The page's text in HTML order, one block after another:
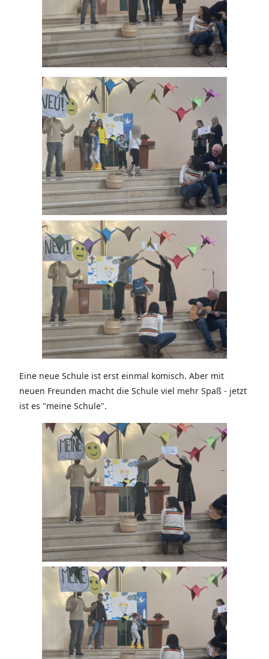
Eine neue Schule ist erst einmal komisch. Aber mit
neuen Freunden macht die Schule viel mehr Spaß - jetzt
ist es "meine Schule".